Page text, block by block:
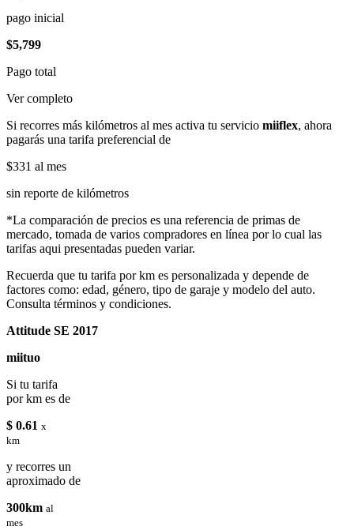
pago inicial
$5,799
Pago total
Ver completo
Si recorres más kilómetros al mes activa tu servicio miiflex, ahora
pagarás una tarifa preferencial de
$331 al mes
sin reporte de kilómetros
*La comparación de precios es una referencia de primas de
mercado, tomada de varios compradores en línea por lo cual las
tarifas aqui presentadas pueden variar.
Recuerda que tu tarifa por km es personalizada y depende de
factores como: edad, género, tipo de garaje y modelo del auto.
Consulta términos y condiciones.
Attitude SE 2017
miituo
Si tu tarifa
por km es de
$ 0.61 x
km
y recorres un
aproximado de
300km al
mes